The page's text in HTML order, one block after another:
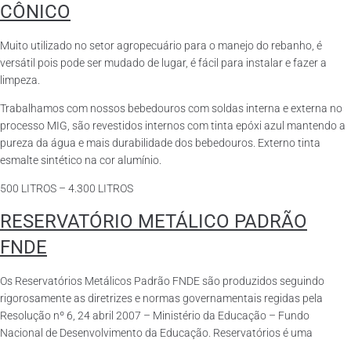
CÔNICO
Muito utilizado no setor agropecuário para o manejo do rebanho, é
versátil pois pode ser mudado de lugar, é fácil para instalar e fazer a
limpeza.
Trabalhamos com nossos bebedouros com soldas interna e externa no
processo MIG, são revestidos internos com tinta epóxi azul mantendo a
pureza da água e mais durabilidade dos bebedouros. Externo tinta
esmalte sintético na cor alumínio.
500 LITROS – 4.300 LITROS
RESERVATÓRIO METÁLICO PADRÃO
FNDE
Os Reservatórios Metálicos Padrão FNDE são produzidos seguindo
rigorosamente as diretrizes e normas governamentais regidas pela
Resolução nº 6, 24 abril 2007 – Ministério da Educação – Fundo
Nacional de Desenvolvimento da Educação. Reservatórios é uma